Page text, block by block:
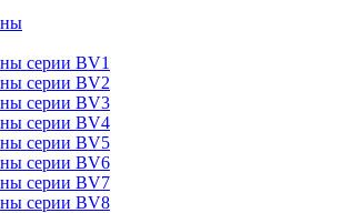
серии BV1
серии BV2
серии BV3
серии BV4
серии BV5
серии BV6
серии BV7
серии BV8